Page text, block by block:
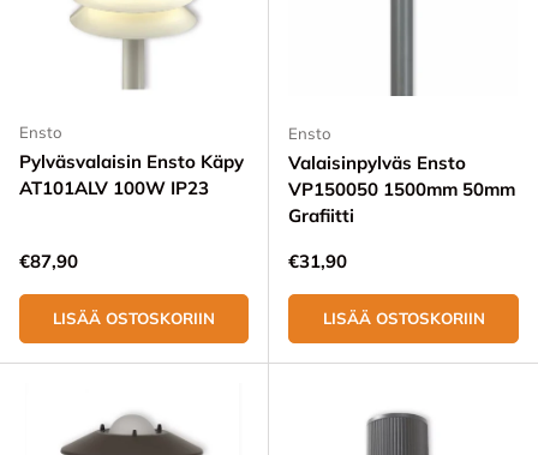
Ensto
Pylväsvalaisin Ensto Käpy
AT101ALV 100W IP23
Normaali hinta
€87,90
LISÄÄ OSTOSKORIIN
Ensto
Valaisinpylväs Ensto
VP150050 1500mm 50mm
Grafiitti
Normaali hinta
€31,90
LISÄÄ OSTOSKORIIN